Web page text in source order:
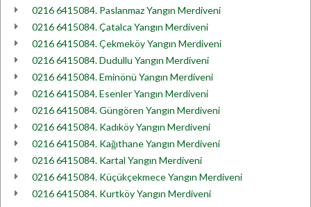
0216 6415084. Paslanmaz Yangın Merdiveni
0216 6415084. Çatalca Yangın Merdiveni
0216 6415084. Çekmeköy Yangın Merdiveni
0216 6415084. Dudullu Yangın Merdiveni
0216 6415084. Eminönü Yangın Merdiveni
0216 6415084. Esenler Yangın Merdiveni
0216 6415084. Güngören Yangın Merdiveni
0216 6415084. Kadıköy Yangın Merdiveni
0216 6415084. Kağıthane Yangın Merdiveni
0216 6415084. Kartal Yangın Merdiveni
0216 6415084. Küçükçekmece Yangın Merdiveni
0216 6415084. Kurtköy Yangın Merdiveni